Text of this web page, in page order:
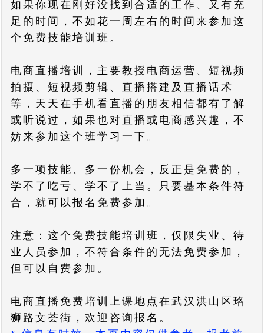
如果你现在刚好没找到合适的工作、又有充
足的时间，不如花一周左右的时间来参加这
个免费技能培训班。
电商直播培训，主要教授电商运营、短视频
拍摄、短视频剪辑、直播搭建及直播话术
等，天天在手机看直播的朋友相信都有了解
或听说过，如果也对直播或电商感兴趣，不
妨来参加这个班学习一下。
多一项技能、多一份机会，反正是免费的，
学不了吃亏、学不了上当。只要基本条件符
合，就可以报名免费参加。
注意：这个免费技能培训班，仅限失业、待
业人员参加，不符合条件的无法免费参加，
但可以自费参加。
电商直播免费培训上课地点在武汉洪山区珞
狮路文荟街，欢迎咨询报名。